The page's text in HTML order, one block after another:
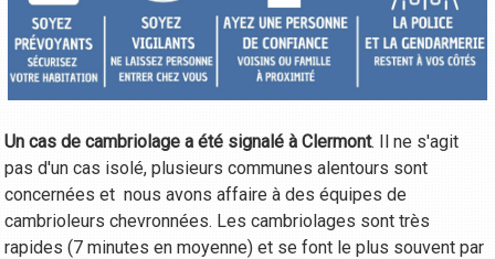
Un cas de cambriolage a été signalé à Clermont. Il ne s'agit
pas d'un cas isolé, plusieurs communes alentours sont
concernées et nous avons affaire à des équipes de
cambrioleurs chevronnées. Les cambriolages sont très
rapides (7 minutes en moyenne) et se font le plus souvent par